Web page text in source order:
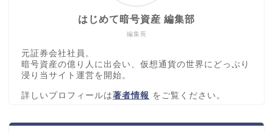
編集長
はじめて暗号資産 編集部
元証券会社社員。
暗号資産の億り人に出会い、仮想通貨の世界にどっぷり
浸り当サイト運営を開始。
詳しいプロフィールは著者情報 をご覧ください。